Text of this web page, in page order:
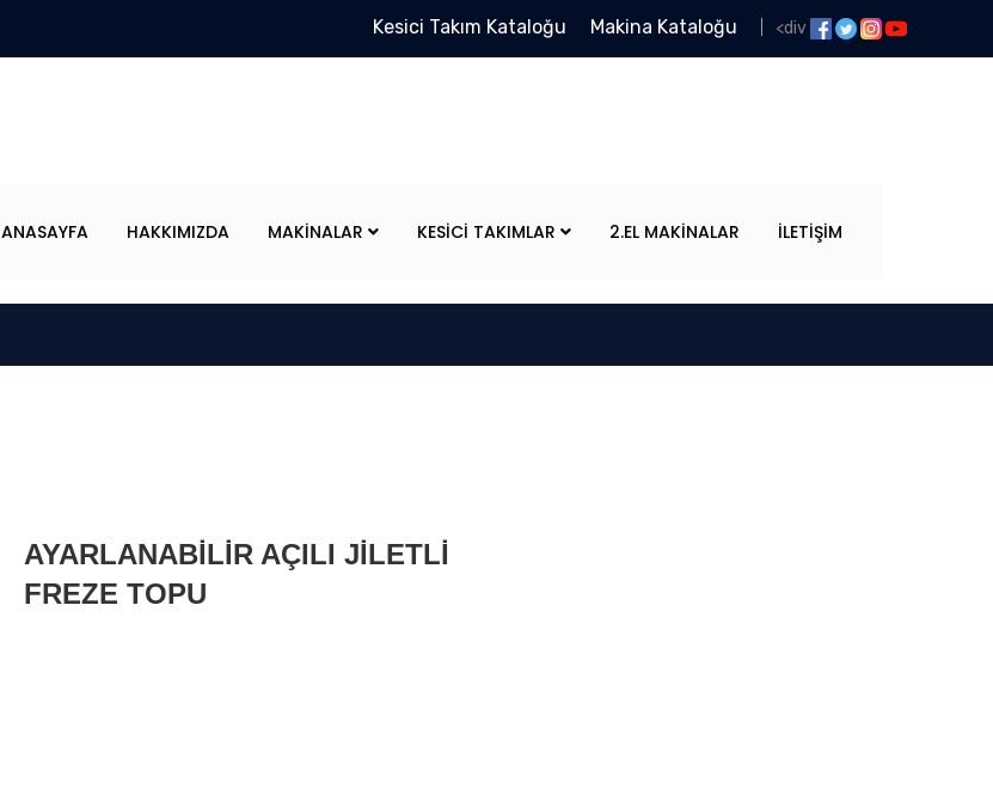
Kesici Takım Kataloğu Makina Kataloğu <div
ANASAYFA HAKKIMIZDA MAKINALAR KESICI TAKIMLAR 2.EL MAKINALAR İLETIŞIM
AYARLANABİLİR AÇILI JİLETLİ
FREZE TOPU